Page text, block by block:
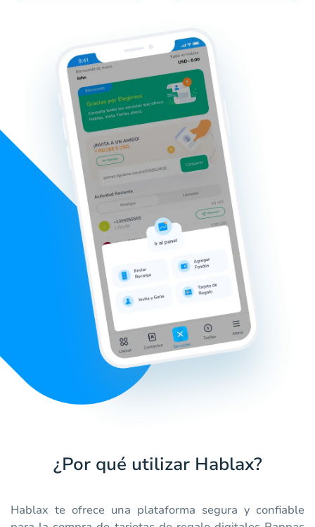
¿Por qué utilizar Hablax?
Hablax te ofrece una plataforma segura y confiable